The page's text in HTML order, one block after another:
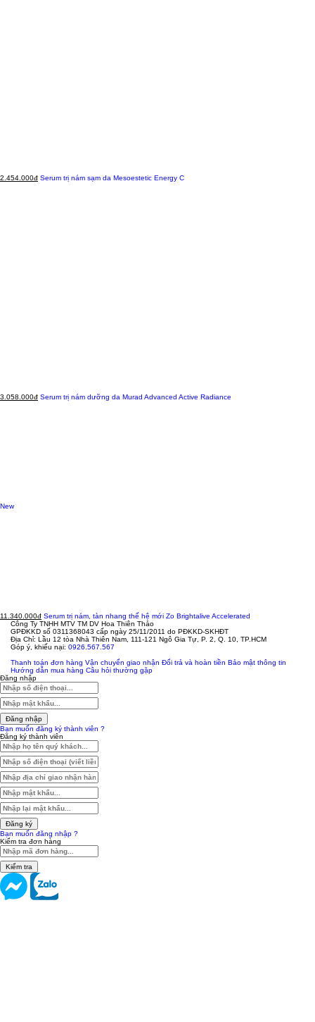
2.454.000đ Serum trị nám sạm da Mesoestetic Energy C
3.058.000đ Serum trị nám dưỡng da Murad Advanced Active Radiance
New
11.340.000đ Serum trị nám, tàn nhang thế hệ mới Zo Brightalive Accelerated
Công Ty TNHH MTV TM DV Hoa Thiên Thảo
GPĐKKD số 0311368043 cấp ngày 25/11/2011 do PĐKKD-SKHĐT
Địa Chỉ: Lầu 12 tòa Nhà Thiên Nam, 111-121 Ngô Gia Tự, P. 2, Q. 10, TP.HCM
Góp ý, khiếu nại: 0926.567.567
Thanh toán đơn hàng Vận chuyển giao nhận Đổi trả và hoàn tiền Bảo mật thông tin
Hướng dẫn mua hàng Câu hỏi thường gặp
Đăng nhập
Đăng nhập
Bạn muốn đăng ký thành viên ?
Đăng ký thành viên
Đăng ký
Bạn muốn đăng nhập ?
Kiểm tra đơn hàng
Kiểm tra